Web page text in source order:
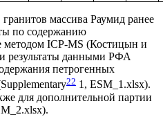
массива Раумид ранее
по содержанию
методом ICP-MS (Костицын и
результаты данными РФА
петрогенных
22 1, ESM_1.xlsx).
для дополнительной партии